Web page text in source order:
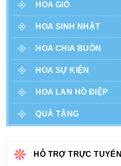
HOA GIỎ
HOA SINH NHẬT
HOA CHIA BUỒN
HOA SỰ KIỆN
HOA LAN HỒ ĐIỆP
QUÀ TẶNG
HỖ TRỢ TRỰC TUYẾN